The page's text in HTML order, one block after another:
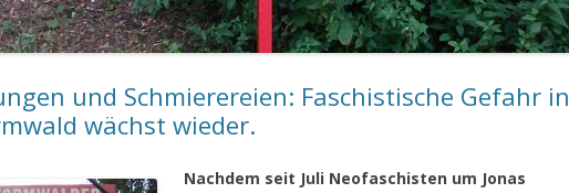
und Schmierereien: Faschistische Gefahr in
wächst wieder.
Nachdem seit Juli Neofaschisten um Jonas